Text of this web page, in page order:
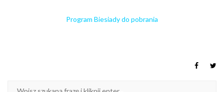
Program Biesiady do pobrania